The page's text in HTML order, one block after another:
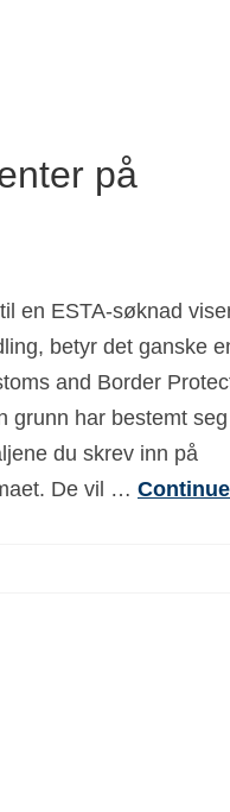
på
en ESTA-søknad
betyr det ganske
and Border
grunn har bestemt
du skrev inn på
De vil …